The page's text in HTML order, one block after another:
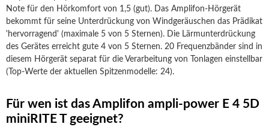
Note für den Hörkomfort von 1,5 (gut). Das Amplifon-Hörgerät
bekommt für seine Unterdrückung von Windgeräuschen das Prädikat
'hervorragend' (maximale 5 von 5 Sternen). Die Lärmunterdrückung
des Gerätes erreicht gute 4 von 5 Sternen. 20 Frequenzbänder sind in
diesem Hörgerät separat für die Verarbeitung von Tonlagen einstellbar
(Top-Werte der aktuellen Spitzenmodelle: 24).
Für wen ist das Amplifon ampli-power E 4 5D
miniRITE T geeignet?